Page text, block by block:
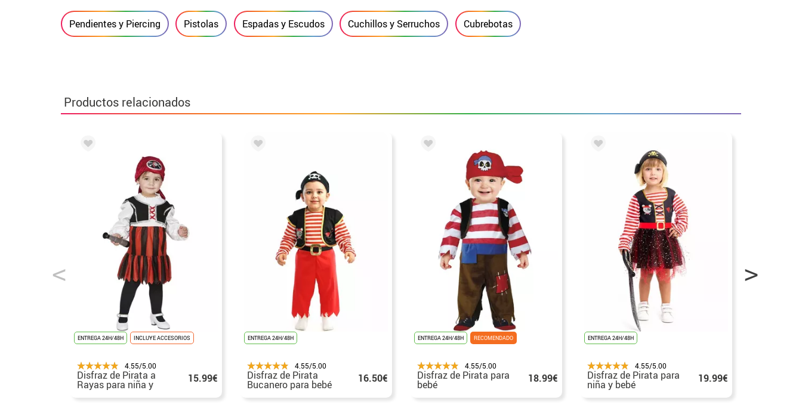
Pendientes y Piercing Pistolas Espadas y Escudos Cuchillos y Serruchos Cubrebotas
Productos relacionados
ENTREGA 24H/48H INCLUYE ACCESORIOS
4.55/5.00
Disfraz de Pirata a
Rayas para niña y
bebé
15.99€
ENTREGA 24H/48H
4.55/5.00
Disfraz de Pirata
Bucanero para bebé 16.50€
ENTREGA 24H/48H RECOMENDADO
4.55/5.00
Disfraz de Pirata para
bebé 18.99€
ENTREGA 24H/48H
4.55/5.00
Disfraz de Pirata para
niña y bebé 19.99€